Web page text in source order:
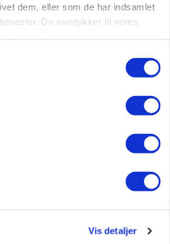
dem, eller som de har indsamlet
Du samtykker til vores
Vis detaljer
med indonesisk
næsten 6 procent